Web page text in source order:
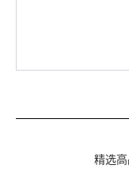
精选